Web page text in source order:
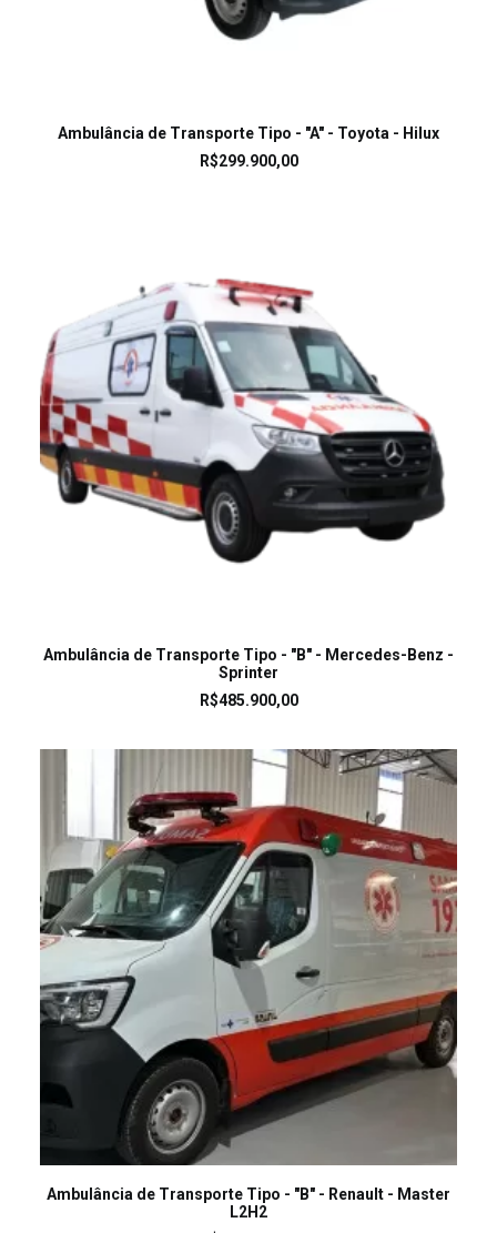
LEIA MAIS
Ambulância de Transporte Tipo - "A" - Toyota - Hilux
R$299.900,00
LEIA MAIS
Ambulância de Transporte Tipo - "B" - Mercedes-Benz -
Sprinter
R$485.900,00
LEIA MAIS
Ambulância de Transporte Tipo - "B" - Renault - Master
L2H2